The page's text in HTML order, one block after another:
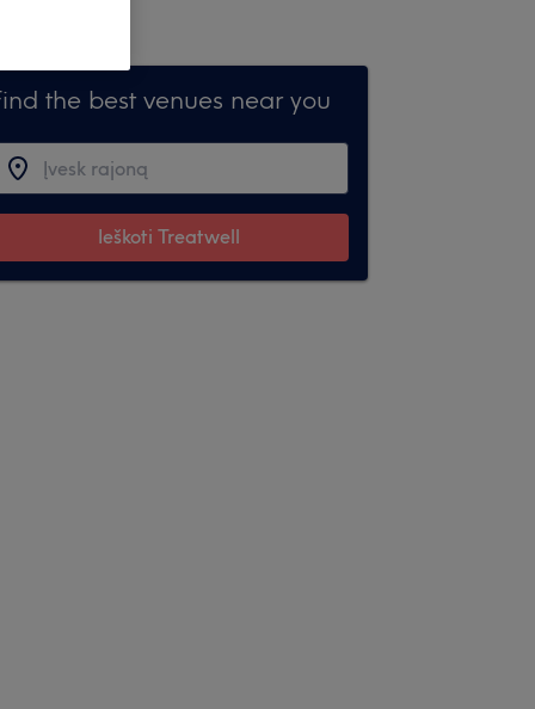
the best venues near you
Ieškoti Treatwell